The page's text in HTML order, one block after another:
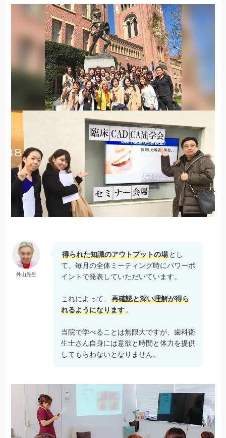
外山先生
得られた知識のアウトプットの場とし
て、毎月の全体ミーティング時にパワーポ
イントで発表していただいています。
これによって、
再確認と深い理解が得ら
れるようになります。
当院で学べることは無限大ですが、歯科衛
生士さん自身には意欲と時間と体力を提供
してもらわないとなりません。